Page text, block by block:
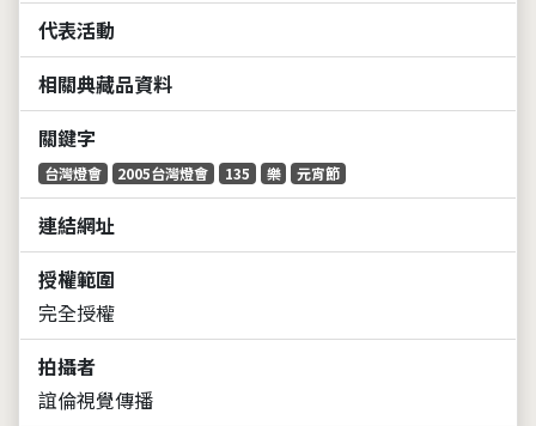
代表活動
相關典藏品資料
關鍵字
台灣燈會 2005台灣燈會 135 樂 元宵節
連結網址
授權範圍
完全授權
拍攝者
誼倫視覺傳播